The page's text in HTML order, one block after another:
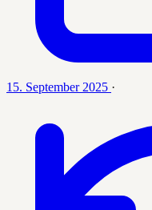
15. September 2025 ·